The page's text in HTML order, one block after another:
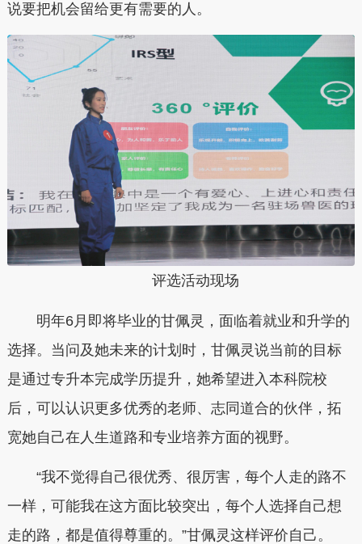
说要把机会留给更有需要的人。
评选活动现场
明年6月即将毕业的甘佩灵，面临着就业和升学的
选择。当问及她未来的计划时，甘佩灵说当前的目标
是通过专升本完成学历提升，她希望进入本科院校
后，可以认识更多优秀的老师、志同道合的伙伴，拓
宽她自己在人生道路和专业培养方面的视野。
“我不觉得自己很优秀、很厉害，每个人走的路不
一样，可能我在这方面比较突出，每个人选择自己想
走的路，都是值得尊重的。”甘佩灵这样评价自己。